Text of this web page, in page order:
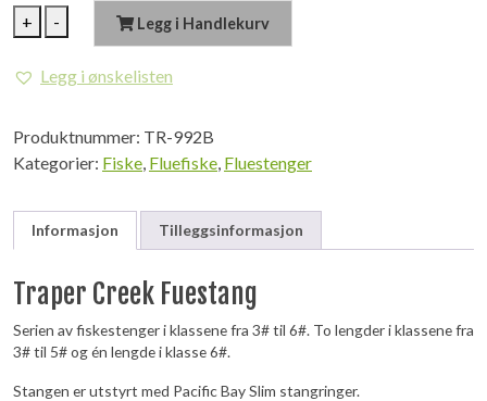
+
TRAPER
Creek
antall
- Legg i Handlekurv
Legg i ønskelisten
Produktnummer: TR-992B
Kategorier: Fiske, Fluefiske, Fluestenger
Informasjon Tilleggsinformasjon
Traper Creek Fuestang
Serien av fiskestenger i klassene fra 3# til 6#. To lengder i klassene fra
3# til 5# og én lengde i klasse 6#.
Stangen er utstyrt med Pacific Bay Slim stangringer.